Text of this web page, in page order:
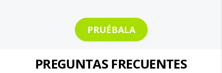
PRUÉBALA
PREGUNTAS FRECUENTES